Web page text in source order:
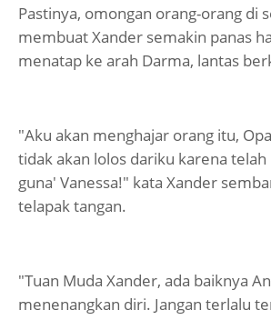
Pastinya, omongan orang-orang di
membuat Xander semakin panas
menatap ke arah Darma, lantas
"Aku akan menghajar orang itu,
tidak akan lolos dariku karena
guna' Vanessa!" kata Xander
telapak tangan.
"Tuan Muda Xander, ada baiknya
menenangkan diri. Jangan terlalu